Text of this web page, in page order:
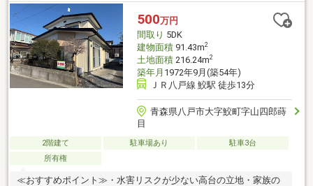
500万円
間取り 5DK
建物面積91.43m2
土地面積216.24m2
築年月 1972年9月(築54年)
ＪＲ八戸線 鮫駅 徒歩13分
青森県八戸市大字鮫町字山四郎蒔
目
2階建て 駐車場あり
駐車3台
所有権
≪おすすめポイント≫・水害リスクが少ない高台の立地・家族の